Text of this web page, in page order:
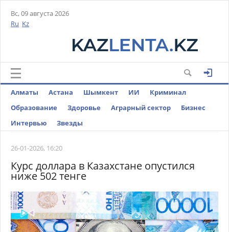
Вс, 09 августа 2026
Ru Kz
Алматы Астана Шымкент ИИ
Криминал
Образование
Здоровье Аграрный сектор
Бизнес
Интервью
Звезды
26-01-2026, 16:20
Курс доллара в Казахстане опустился
ниже 502 тенге